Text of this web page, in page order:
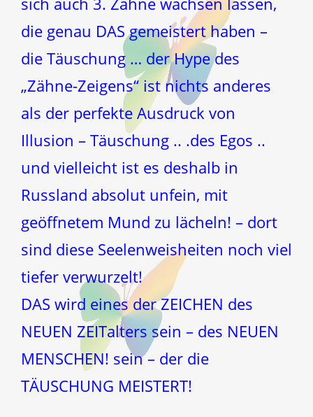
die genau DAS gemeistert haben –
die Täuschung … der Hype des
„Zähne-Zeigens“ ist nichts anderes
als der perfekte Ausdruck von
Illusion – Täuschung .. .des Egos ..
und vielleicht ist es deshalb in
Russland absolut unfein, mit
geöffnetem Mund zu lächeln! – dort
sind diese Seelenweisheiten noch viel
tiefer verwurzelt!
DAS wird eines der ZEICHEN des
NEUEN ZEITalters sein – des NEUEN
MENSCHEN! sein – der die
TÄUSCHUNG MEISTERT!